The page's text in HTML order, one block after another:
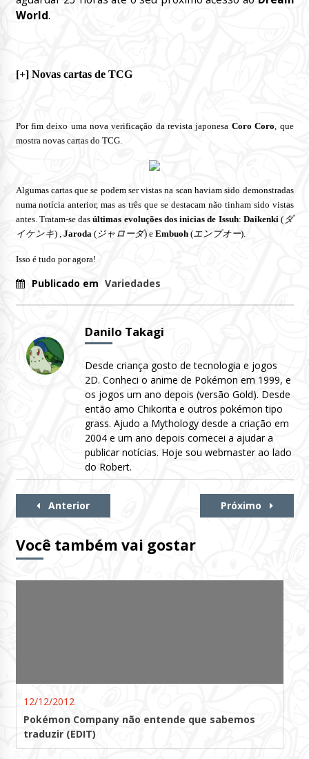
World.
[+] Novas cartas de TCG
Por fim deixo uma nova verificação da revista japonesa Coro Coro , que
mostra novas cartas do TCG.
Algumas cartas que se podem ser vistas na scan haviam sido demonstradas
numa notícia anterior, mas as três que se destacam não tinham sido vistas
antes. Tratam-se dasúltimas evoluções dos inicias de Issuh: Daikenki( ダ
イケンキ) , Jaroda (ジャローダ) eEmbuoh (エンブオー).
Isso é tudo por agora!
Publicado em Variedades
Danilo Takagi
Desde criança gosto de tecnologia e jogos
2D. Conheci o anime de Pokémon em 1999, e
os jogos um ano depois (versão Gold). Desde
então amo Chikorita e outros pokémon tipo
grass. Ajudo a Mythology desde a criação em
2004 e um ano depois comecei a ajudar a
publicar notícias. Hoje sou webmaster ao lado
do Robert.
Continue
Anterior Próximo
Você também vai gostar
12/12/2012
Pokémon Company não entende que sabemos
traduzir (EDIT)